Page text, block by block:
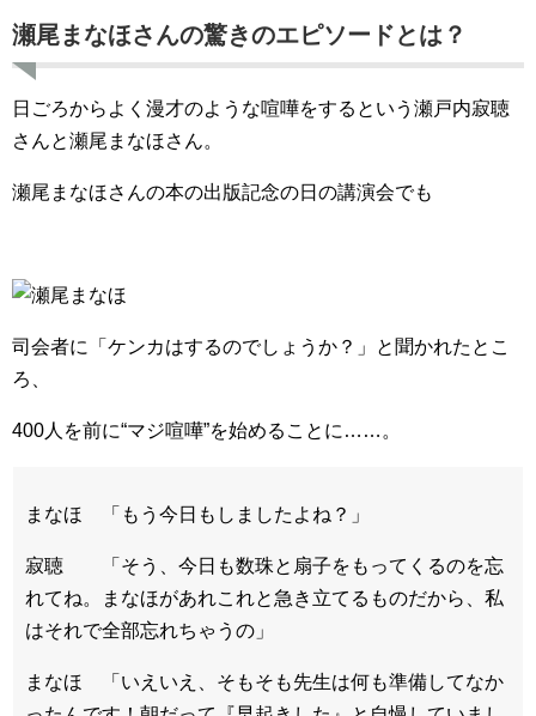
瀬尾まなほさんの驚きのエピソードとは？
日ごろからよく漫才のような喧嘩をするという瀬戸内寂聴
さんと瀬尾まなほさん。
瀬尾まなほさんの本の出版記念の日の講演会でも
司会者に「ケンカはするのでしょうか？」と聞かれたとこ
ろ、
400人を前に“マジ喧嘩”を始めることに……。
まなほ 「もう今日もしましたよね？」
寂聴 「そう、今日も数珠と扇子をもってくるのを忘
れてね。まなほがあれこれと急き立てるものだから、私
はそれで全部忘れちゃうの」
まなほ 「いえいえ、そもそも先生は何も準備してなか